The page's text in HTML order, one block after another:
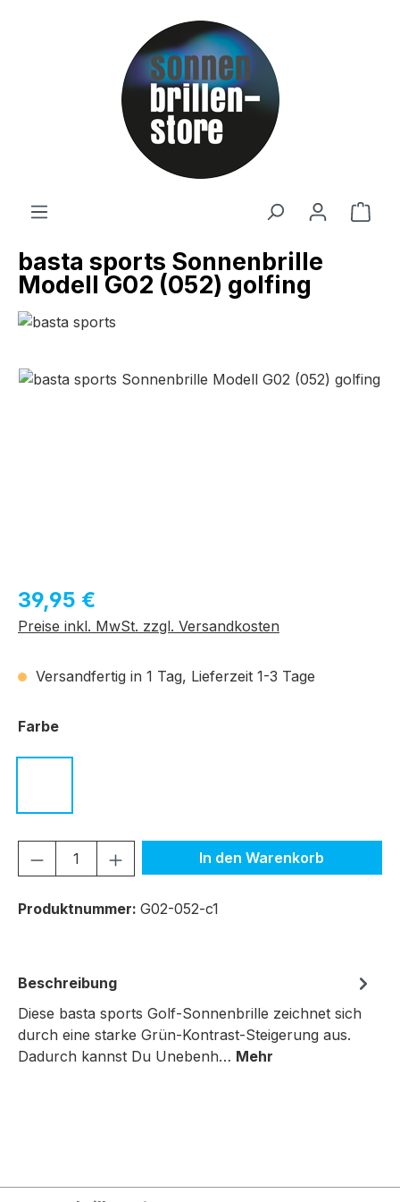
Zum Hauptinhalt springen
basta sports Sonnenbrille
Modell G02 (052) golfing
Bildergalerie überspringen
Regulärer Preis:
39,95 €
Preise inkl. MwSt. zzgl. Versandkosten
Versandfertig in 1 Tag, Lieferzeit 1-3 Tage
Farbeauswählen
Produkt Anzahl: Gib den gewünschten
In den Warenkorb
Produktnummer: G02-052-c1
Beschreibung
Diese basta sports Golf-Sonnenbrille zeichnet sich
durch eine starke Grün-Kontrast-Steigerung aus.
Dadurch kannst Du Unebenh… Mehr